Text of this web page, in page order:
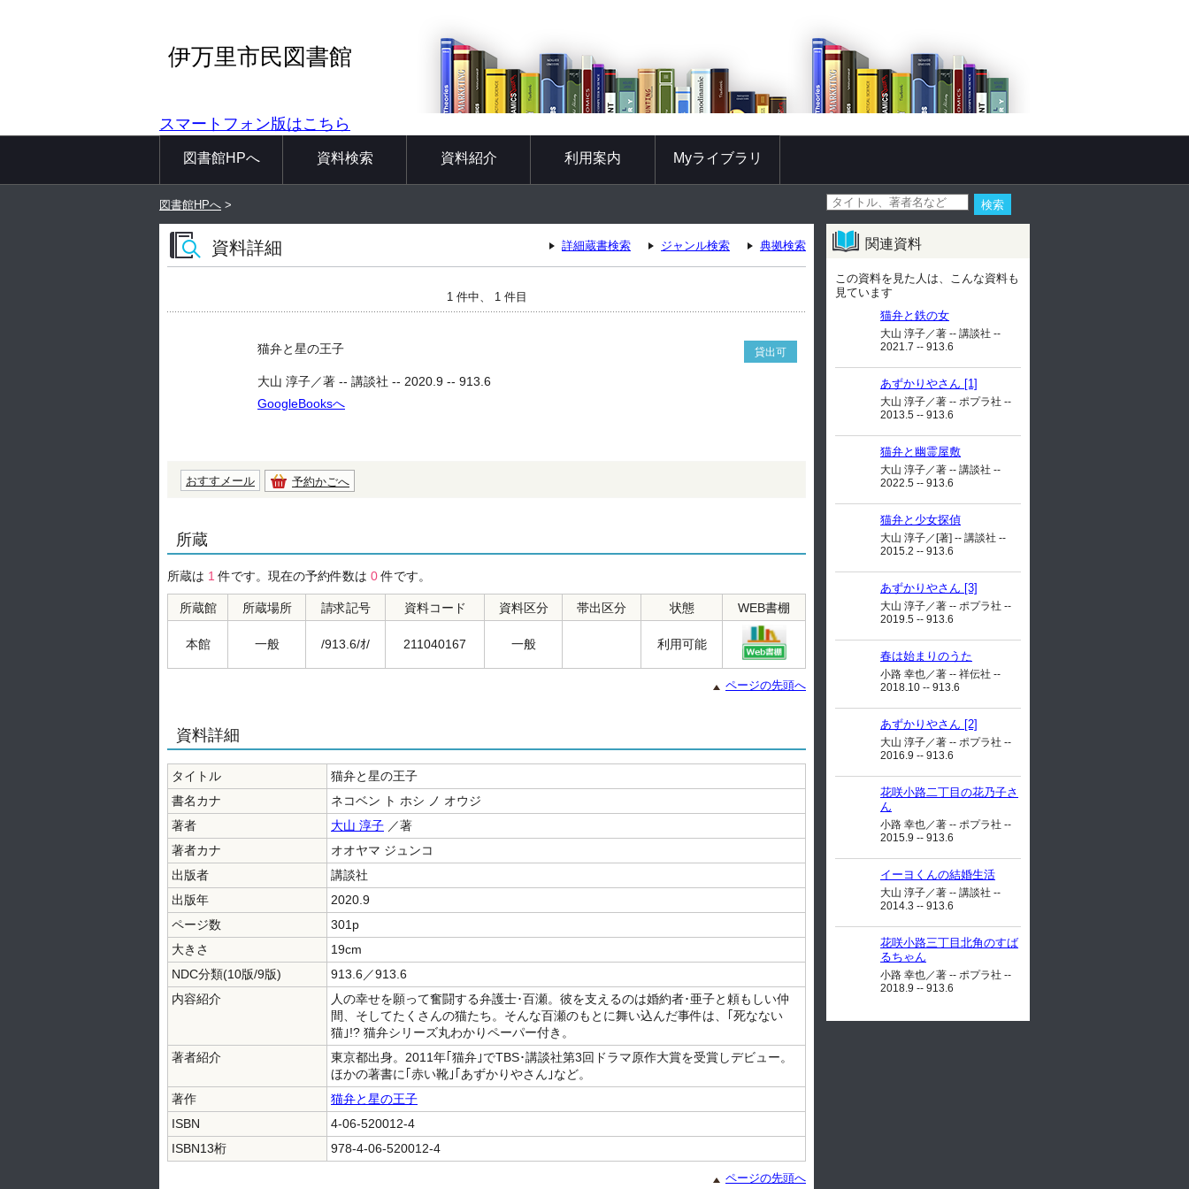
伊万里市民図書館
スマートフォン版はこちら
図書館HPへ 資料検索 資料紹介 利用案内 Myライブラリ
図書館HPへ >
資料詳細 詳細蔵書検索 ジャンル検索 典拠検索
1 件中、 1 件目
猫弁と星の王子 貸出可
大山 淳子／著 -- 講談社 -- 2020.9 -- 913.6
GoogleBooksへ
おすすメール 予約かごへ
所蔵
所蔵は 1 件です。現在の予約件数は 0件です。
所蔵館 所蔵場所 請求記号 資料コード 資料区分 帯出区分 状態 WEB書棚
本館 一般 /913.6/ｵ/ 211040167 一般 利用可能
ページの先頭へ
資料詳細
タイトル
猫弁と星の王子
書名カナ
ネコベン ト ホシ ノ オウジ
著者
大山 淳子 ／著
著者カナ
オオヤマ ジュンコ
出版者
講談社
出版年
2020.9
ページ数
301p
大きさ
19cm
NDC分類(10版/9版)
913.6／913.6
内容紹介
人の幸せを願って奮闘する弁護士･百瀬。彼を支えるのは婚約者･亜子と頼もしい仲
間、そしてたくさんの猫たち。そんな百瀬のもとに舞い込んだ事件は、｢死なない
猫｣!? 猫弁シリーズ丸わかりペーパー付き。
著者紹介
東京都出身。2011年｢猫弁｣でTBS･講談社第3回ドラマ原作大賞を受賞しデビュー。
ほかの著書に｢赤い靴｣｢あずかりやさん｣など。
著作
猫弁と星の王子
ISBN
4-06-520012-4
ISBN13桁
978-4-06-520012-4
ページの先頭へ
関連資料
この資料を見た人は、こんな資料も
見ています
猫弁と鉄の女
大山 淳子／著 -- 講談社 --
2021.7 -- 913.6
あずかりやさん [1]
大山 淳子／著 -- ポプラ社 --
2013.5 -- 913.6
猫弁と幽霊屋敷
大山 淳子／著 -- 講談社 --
2022.5 -- 913.6
猫弁と少女探偵
大山 淳子／[著] -- 講談社 --
2015.2 -- 913.6
あずかりやさん [3]
大山 淳子／著 -- ポプラ社 --
2019.5 -- 913.6
春は始まりのうた
小路 幸也／著 -- 祥伝社 --
2018.10 -- 913.6
あずかりやさん [2]
大山 淳子／著 -- ポプラ社 --
2016.9 -- 913.6
花咲小路二丁目の花乃子さ
ん
小路 幸也／著 -- ポプラ社 --
2015.9 -- 913.6
イーヨくんの結婚生活
大山 淳子／著 -- 講談社 --
2014.3 -- 913.6
花咲小路三丁目北角のすば
るちゃん
小路 幸也／著 -- ポプラ社 --
2018.9 -- 913.6